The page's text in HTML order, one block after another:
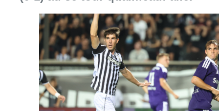
07 août 2026Consulter l'article "Europa League :
Mémorial Van Damme : Nafi Thiam
participera au concours de la
hauteur pour la 50e édition